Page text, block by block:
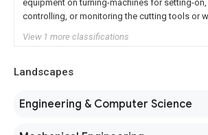
equipment on turning-machines for setting-
controlling, or monitoring the cutting tools or
View 1 more classifications
Landscapes
Engineering & Computer Science